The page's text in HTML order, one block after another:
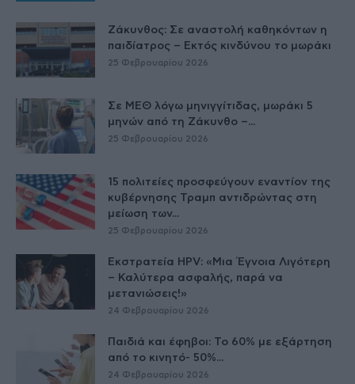
Ζάκυνθος: Σε αναστολή καθηκόντων η
παιδίατρος – Εκτός κινδύνου το μωράκι
25 Φεβρουαρίου 2026
Σε ΜΕΘ λόγω μηνιγγίτιδας, μωράκι 5
μηνών από τη Ζάκυνθο –...
25 Φεβρουαρίου 2026
15 πολιτείες προσφεύγουν εναντίον της
κυβέρνησης Τραμπ αντιδρώντας στη
μείωση των...
25 Φεβρουαρίου 2026
Εκστρατεία HPV: «Μια Έγνοια Λιγότερη
– Καλύτερα ασφαλής, παρά να
μετανιώσεις!»
24 Φεβρουαρίου 2026
Παιδιά και έφηβοι: Το 60% με εξάρτηση
από το κινητό- 50%...
24 Φεβρουαρίου 2026